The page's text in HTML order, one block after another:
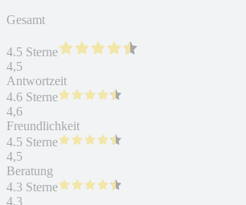
Gesamt
4.5 Sterne
4,5
Antwortzeit
4.6 Sterne
4,6
Freundlichkeit
4.5 Sterne
4,5
Beratung
4.3 Sterne
4,3